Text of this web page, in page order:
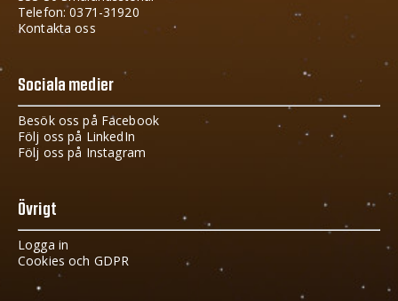
Telefon: 0371-31920
Kontakta oss
Sociala medier
Besök oss på Facebook
Följ oss på LinkedIn
Följ oss på Instagram
Övrigt
Logga in
Cookies och GDPR